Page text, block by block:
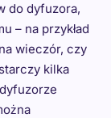
do dyfuzora,
– na przykład
wieczór, czy
kilka